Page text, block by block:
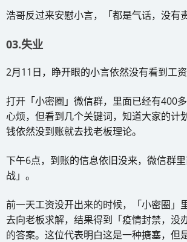
浩哥反过来安慰小言，「都是气话，没有
03.失业
2月11日，睁开眼的小言依然没有看到工资
打开「小密圈」微信群，里面已经有400
心烦，但看到几个关键词，知道大家的计
钱依然没到账就去找老板理论。
下午6点，到账的信息依旧没来，微信群
战」。
前一天工资没开出来的时候，「小密圈」
去向老板求解，结果得到「疫情封禁，没
的答案。这位代表明白这是一种搪塞，但